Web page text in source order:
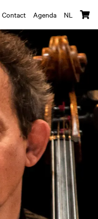
Contact Agenda NL